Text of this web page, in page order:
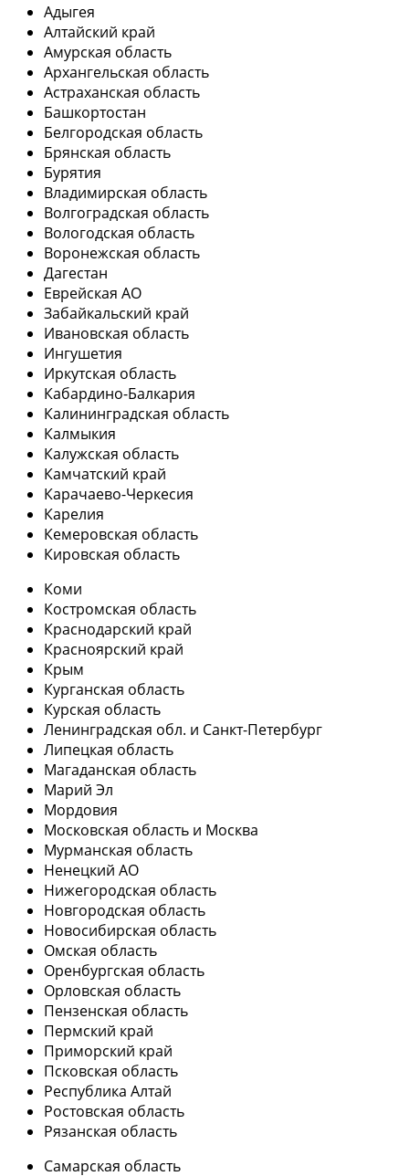
Адыгея
Алтайский край
Амурская область
Архангельская область
Астраханская область
Башкортостан
Белгородская область
Брянская область
Бурятия
Владимирская область
Волгоградская область
Вологодская область
Воронежская область
Дагестан
Еврейская АО
Забайкальский край
Ивановская область
Ингушетия
Иркутская область
Кабардино-Балкария
Калининградская область
Калмыкия
Калужская область
Камчатский край
Карачаево-Черкесия
Карелия
Кемеровская область
Кировская область
Коми
Костромская область
Краснодарский край
Красноярский край
Крым
Курганская область
Курская область
Ленинградская обл. и Санкт-Петербург
Липецкая область
Магаданская область
Марий Эл
Мордовия
Московская область и Москва
Мурманская область
Ненецкий АО
Нижегородская область
Новгородская область
Новосибирская область
Омская область
Оренбургская область
Орловская область
Пензенская область
Пермский край
Приморский край
Псковская область
Республика Алтай
Ростовская область
Рязанская область
Самарская область